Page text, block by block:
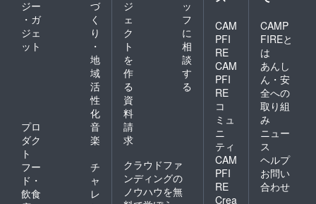
ジー
・ガ
ジェ
ット
づ
く
り
・
地
域
活
性
化
プロ
ダク
ト
音
楽
フー
ド・
飲食
チ
ャ
レ
ジ
ェ
ク
ト
を
作
る
ッ
フ
に
相
談
す
る
資
料
請
求
クラウドファ
ンディングの
ノウハウを無
CAM
PFI
RE
CAM
PFI
RE
コ
ミュ
ニ
ティ
CAM
PFI
RE
Crea
CAMP
FIREと
は
あんし
ん・安
全への
取り組
み
ニュー
ス
ヘルプ
お問い
合わせ